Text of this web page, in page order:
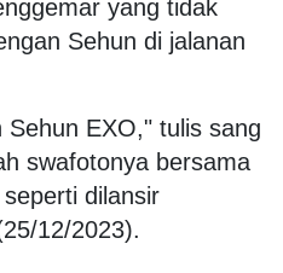
yang tidak
Sehun di jalanan
EXO," tulis sang
swafotonya bersama
dilansir
12/2023).